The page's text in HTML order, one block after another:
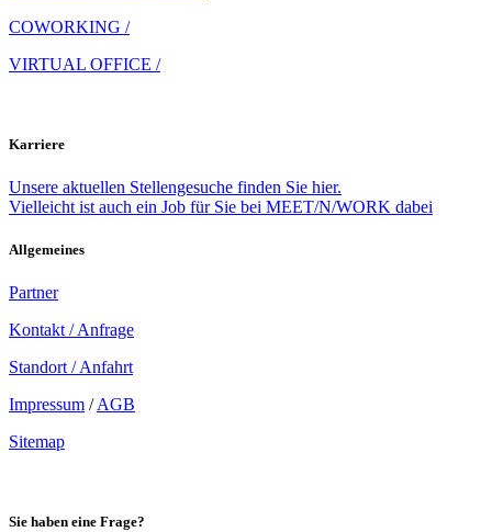
COWORKING /
VIRTUAL OFFICE /
Karriere
Unsere aktuellen Stellengesuche finden Sie hier.
Vielleicht ist auch ein Job für Sie bei MEET/N/WORK dabei
Allgemeines
Partner
Kontakt / Anfrage
Standort / Anfahrt
Impressum /AGB
Sitemap
Sie haben eine Frage?